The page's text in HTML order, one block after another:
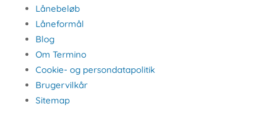
Lånebeløb
Låneformål
Blog
Om Termino
Cookie- og persondatapolitik
Brugervilkår
Sitemap